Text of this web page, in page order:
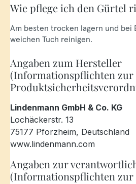
Wie pflege ich den Gürtel
Am besten trocken lagern und bei
weichen Tuch reinigen.
Angaben zum Hersteller
(Informationspflichten zur
Lindenmann GmbH & Co. KG
Lochäckerstr. 13
75177 Pforzheim, Deutschland
www.lindenmann.com
Angaben zur
(Informationspflichten zur